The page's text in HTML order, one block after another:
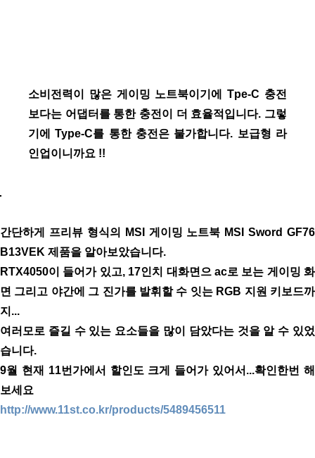
소비전력이 많은 게이밍 노트북이기에 Tpe-C 충전
보다는 어댑터를 통한 충전이 더 효율적입니다. 그렇
기에 Type-C를 통한 충전은 불가합니다. 보급형 라
인업이니까요 !!
간단하게 프리뷰 형식의 MSI 게이밍 노트북 MSI Sword GF76
B13VEK 제품을 알아보았습니다.
RTX4050이 들어가 있고, 17인치 대화면으 ac로 보는 게이밍 화
면 그리고 야간에 그 진가를 발휘할 수 잇는 RGB 지원 키보드까
지...
여러모로 즐길 수 있는 요소들을 많이 담았다는 것을 알 수 있었
습니다.
9월 현재 11번가에서 할인도 크게 들어가 있어서...확인한번 해
보세요
http://www.11st.co.kr/products/5489456511